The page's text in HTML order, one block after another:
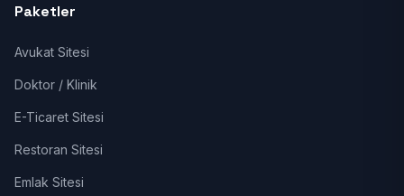
Paketler
Avukat Sitesi
Doktor / Klinik
E-Ticaret Sitesi
Restoran Sitesi
Emlak Sitesi